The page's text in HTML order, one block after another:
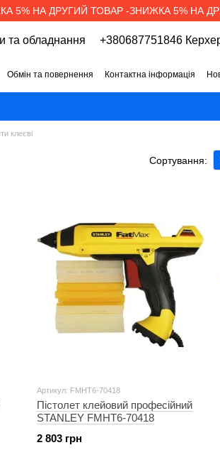
5% НА ДРУГИЙ ТОВАР -ЗНИЖКА 5% НА
та обладнання +380687751846
Обмін та повернення Контактна інформація
клеєві
Сортування:
Артикул: FMHT6-70418
Пістолет клейовий професійний
STANLEY FMHT6-70418
2 803 грн